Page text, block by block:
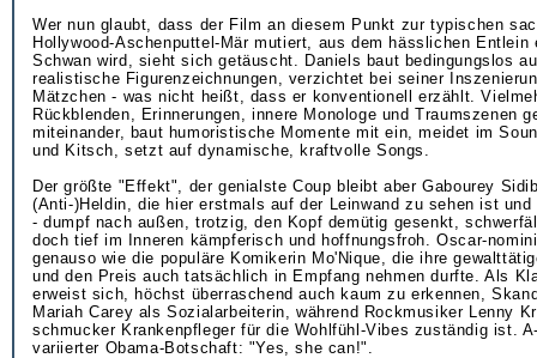
Wer nun glaubt, dass der Film an diesem Punkt zur typischen
Hollywood-Aschenputtel-Mär mutiert, aus dem hässlichen Entlein
Schwan wird, sieht sich getäuscht. Daniels baut bedingungslos
realistische Figurenzeichnungen, verzichtet bei seiner
Mätzchen - was nicht heißt, dass er konventionell erzählt.
Rückblenden, Erinnerungen, innere Monologe und Traumszenen
miteinander, baut humoristische Momente mit ein, meidet im
und Kitsch, setzt auf dynamische, kraftvolle Songs.
Der größte "Effekt", der genialste Coup bleibt aber Gabourey
(Anti-)Heldin, die hier erstmals auf der Leinwand zu sehen ist
- dumpf nach außen, trotzig, den Kopf demütig gesenkt,
doch tief im Inneren kämpferisch und hoffnungsfroh. Oscar-
genauso wie die populäre Komikerin Mo'Nique, die ihre
und den Preis auch tatsächlich in Empfang nehmen durfte. Als
erweist sich, höchst überraschend auch kaum zu erkennen,
Mariah Carey als Sozialarbeiterin, während Rockmusiker Lenny
schmucker Krankenpfleger für die Wohlfühl-Vibes zuständig ist.
variierter Obama-Botschaft: "Yes, she can!".